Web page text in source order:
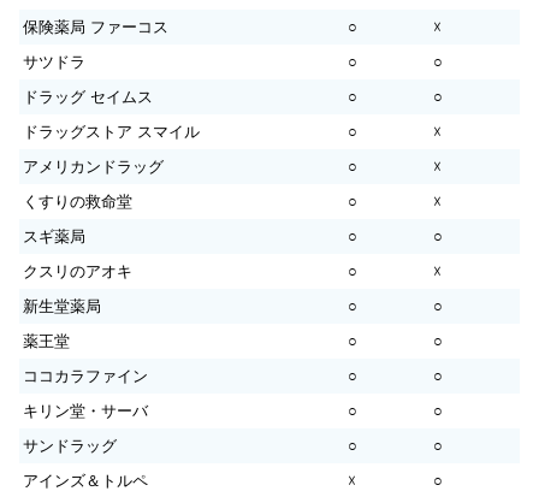
保険薬局 ファーコス
○
☓
サツドラ
○
○
ドラッグ セイムス
○
○
ドラッグストア スマイル
○
☓
アメリカンドラッグ
○
☓
くすりの救命堂
○
☓
スギ薬局
○
○
クスリのアオキ
○
☓
新生堂薬局
○
○
薬王堂
○
○
ココカラファイン
○
○
キリン堂・サーバ
○
○
サンドラッグ
○
○
アインズ＆トルペ
☓
○